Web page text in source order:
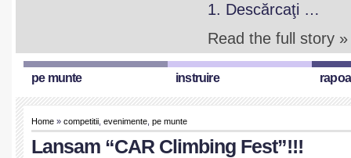
1. Descărcaţi …
Read the full story »
pe munte instruire
Home » competitii evenimente pe munte
Lansam “CAR Climbing Fest”!!!